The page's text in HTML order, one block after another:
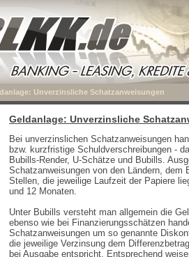
Unverzinsliche Schatzanweisungen
Geldanlage: Unverzinsliche
Bei unverzinslichen Schatzanweisungen
bzw. kurzfristige Schuldverschreibungen -
Bubills-Render, U-Schätze und Bubills.
Schatzanweisungen von den Ländern, dem
Stellen, die jeweilige Laufzeit der Papiere
und 12 Monaten.
Unter Bubills versteht man allgemein die
ebenso wie bei Finanzierungsschätzen
Schatzanweisungen um so genannte
die jeweilige Verzinsung dem
bei Ausgabe entspricht. Entsprechend